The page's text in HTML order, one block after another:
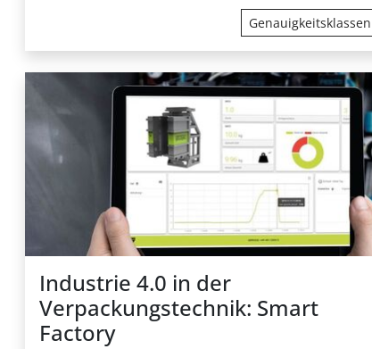
Genauigkeitsklassen
Industrie 4.0 in der
Verpackungstechnik: Smart
Factory